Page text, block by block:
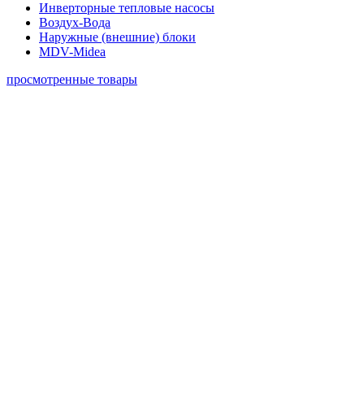
Инверторные тепловые насосы
Воздух-Вода
Наружные (внешние) блоки
MDV-Midea
просмотренные товары